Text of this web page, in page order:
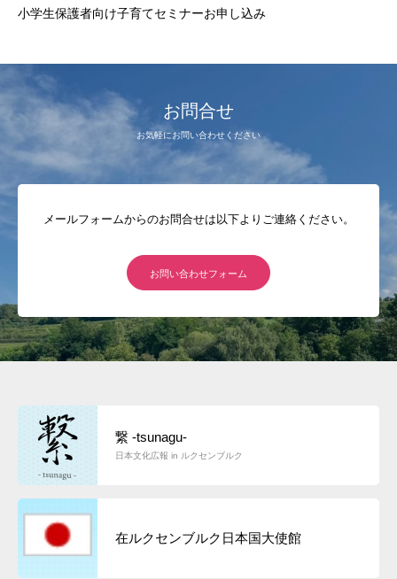
小学生保護者向け子育てセミナーお申し込み
お問合せ
お気軽にお問い合わせください
メールフォームからのお問合せは以下よりご連絡ください。
お問い合わせフォーム
繋 -tsunagu-
日本文化広報 in ルクセンブルク
在ルクセンブルク日本国大使館